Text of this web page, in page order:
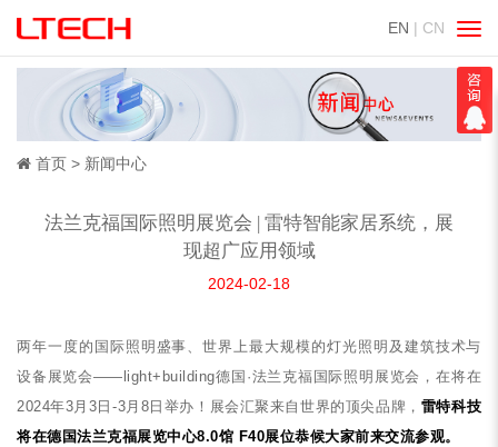
EN | CN
切
换
导
航
首页 新闻中心
法兰克福国际照明展览会 | 雷特智能家居系统，展
现超广应用领域
2024-02-18
两年一度的国际照明盛事、世界上最大规模的灯光照明及建筑技术与
设备展览会——light+building德国·法兰克福国际照明展览会，在将在
2024年3月3日-3月8日举办！展会汇聚来自世界的顶尖品牌， 雷特科技
将在德国法兰克福展览中心8.0馆 F40展位恭候大家前来交流参观。